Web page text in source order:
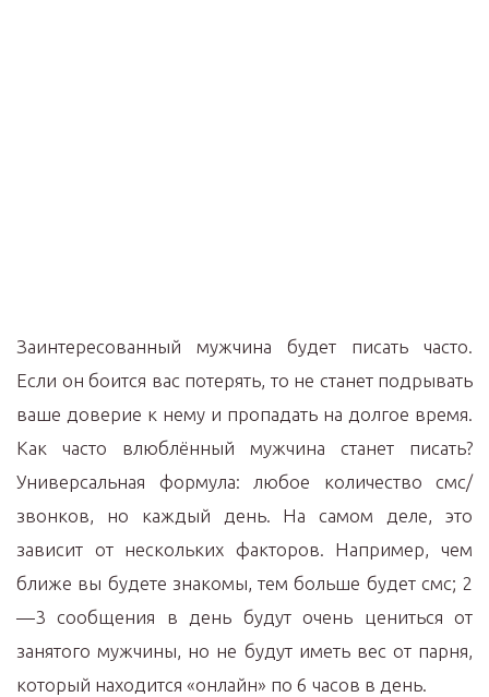
Заинтересованный мужчина будет писать часто.
Если он боится вас потерять, то не станет подрывать
ваше доверие к нему и пропадать на долгое время.
Как часто влюблённый мужчина станет писать?
Универсальная формула: любое количество смс/
звонков, но каждый день. На самом деле, это
зависит от нескольких факторов. Например, чем
ближе вы будете знакомы, тем больше будет смс; 2
—3 сообщения в день будут очень цениться от
занятого мужчины, но не будут иметь вес от парня,
который находится «онлайн» по 6 часов в день.